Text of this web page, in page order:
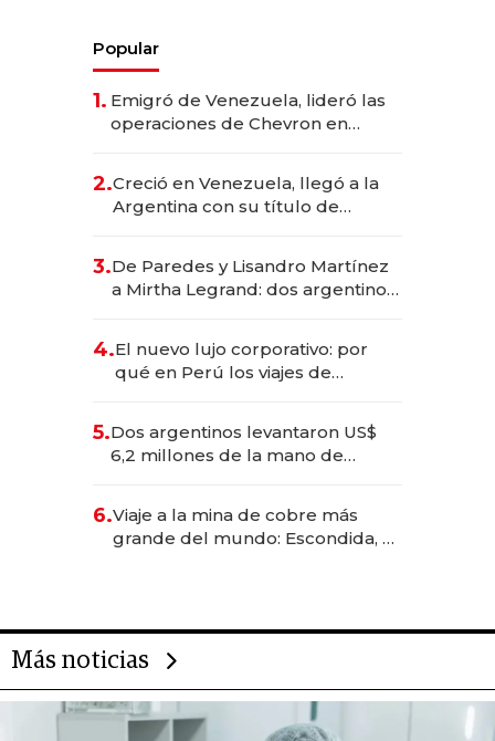
Popular
1. Emigró de Venezuela, lideró las
operaciones de Chevron en
2.Creció en Venezuela, llegó a la
Argentina con su título de
las marcas "fast premium"
3.De Paredes y Lisandro Martínez
a Mirtha Legrand: dos argentinos
4.El nuevo lujo corporativo: por
qué en Perú los viajes de
transformadoras
5.Dos argentinos levantaron US$
6,2 millones de la mano de
6.Viaje a la mina de cobre más
grande del mundo: Escondida, el
Más noticias